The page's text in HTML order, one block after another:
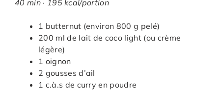
40 min · 195 kcal/portion
1 butternut (environ 800 g pelé)
200 ml de lait de coco light (ou crème
légère)
1 oignon
2 gousses d’ail
1 c.à.s de curry en poudre